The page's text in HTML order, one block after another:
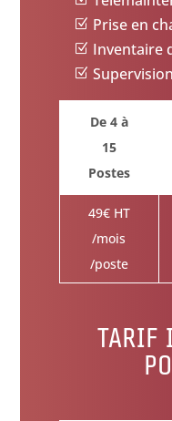
Prise en
Inventaire
De 4 à
15
Postes
49€ HT
/mois
/poste
TARIF